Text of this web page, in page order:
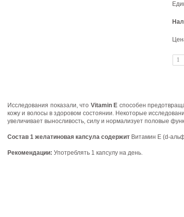
Исследования показали, что Vitamin E способен
кожу и волосы в здоровом состоянии. Некоторые
увеличивает выносливость, силу и нормализует половые
Состав 1 желатиновая капсула содержит Витамин Е (d-
Рекомендации: Употреблять 1 капсулу на день.